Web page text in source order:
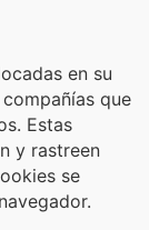
en su
que
Estas
y rastreen
se